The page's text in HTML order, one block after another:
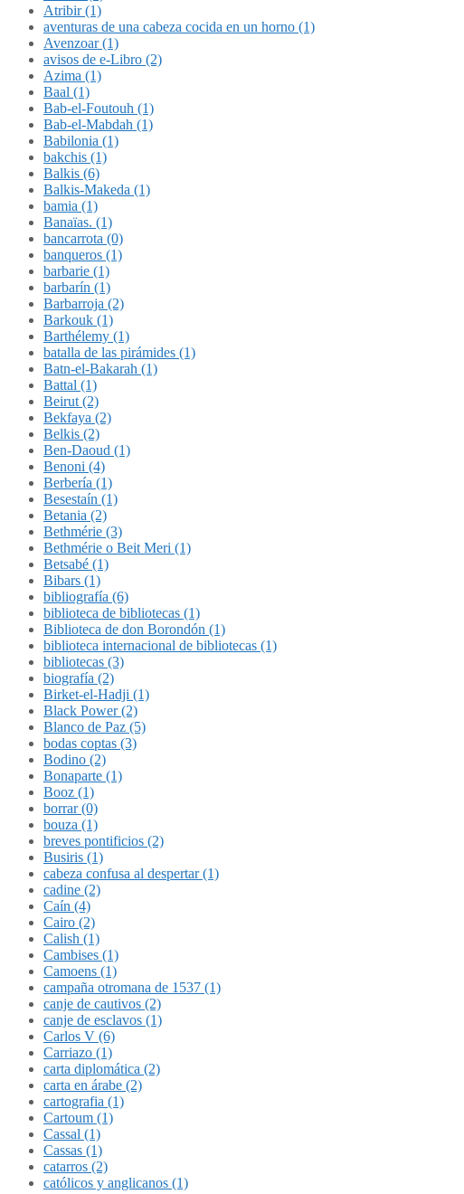
Atribir (1)
aventuras de una cabeza cocida en un horno (1)
Avenzoar (1)
avisos de e-Libro (2)
Azima (1)
Baal (1)
Bab-el-Foutouh (1)
Bab-el-Mabdah (1)
Babilonia (1)
bakchis (1)
Balkis (6)
Balkis-Makeda (1)
bamia (1)
Banaïas. (1)
bancarrota (0)
banqueros (1)
barbarie (1)
barbarín (1)
Barbarroja (2)
Barkouk (1)
Barthélemy (1)
batalla de las pirámides (1)
Batn-el-Bakarah (1)
Battal (1)
Beirut (2)
Bekfaya (2)
Belkis (2)
Ben-Daoud (1)
Benoni (4)
Berbería (1)
Besestaín (1)
Betania (2)
Bethmérie (3)
Bethmérie o Beit Meri (1)
Betsabé (1)
Bibars (1)
bibliografía (6)
biblioteca de bibliotecas (1)
Biblioteca de don Borondón (1)
biblioteca internacional de bibliotecas (1)
bibliotecas (3)
biografía (2)
Birket-el-Hadji (1)
Black Power (2)
Blanco de Paz (5)
bodas coptas (3)
Bodino (2)
Bonaparte (1)
Booz (1)
borrar (0)
bouza (1)
breves pontificios (2)
Busiris (1)
cabeza confusa al despertar (1)
cadine (2)
Caín (4)
Cairo (2)
Calish (1)
Cambises (1)
Camoens (1)
campaña otromana de 1537 (1)
canje de cautivos (2)
canje de esclavos (1)
Carlos V (6)
Carriazo (1)
carta diplomática (2)
carta en árabe (2)
cartografia (1)
Cartoum (1)
Cassal (1)
Cassas (1)
catarros (2)
católicos y anglicanos (1)